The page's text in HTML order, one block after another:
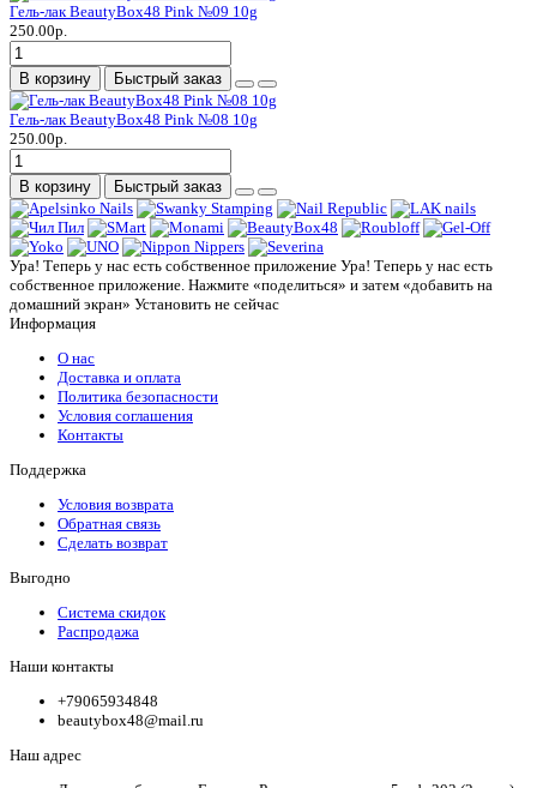
Гель-лак BeautyBox48 Pink №09 10g
250.00р.
В корзину Быстрый заказ
Гель-лак BeautyBox48 Pink №08 10g
250.00р.
В корзину Быстрый заказ
Ура! Теперь у нас есть собственное приложение Ура! Теперь у нас есть
собственное приложение. Нажмите «поделиться» и затем «добавить на
домашний экран» Установить не сейчас
Информация
О нас
Доставка и оплата
Политика безопасности
Условия соглашения
Контакты
Поддержка
Условия возврата
Обратная связь
Сделать возврат
Выгодно
Система скидок
Распродажа
Наши контакты
+79065934848
beautybox48@mail.ru
Наш адрес